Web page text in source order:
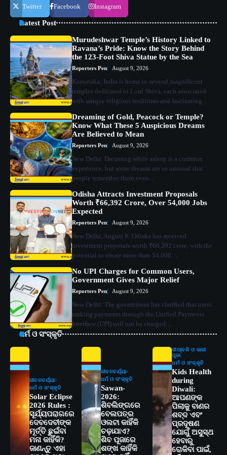
Twitter Facebook Instagram
Latest Post
Murudeshwar Temple’s History Linked to
Ravana’s Pride: Know the Story Behind
the 123-Foot Shiva Statue by the Sea
Reporters Pen August 9, 2026
Karnataka: India is home to several magnificent
temples dedicated to Lord Shiva, each associated
with unique religious traditions and fascinating…
Dreaming of Gold, Peacock or Temple?
Know What These 5 Auspicious Dreams
Are Believed to Mean
Reporters Pen August 9, 2026
New Delhi: Dreaming while asleep is a common
experience, but some dreams are so unusual that
people remember them even…
Odisha Attracts Investment Proposals
Worth ₹66,392 Crore, Over 54,000 Jobs
Expected
Reporters Pen August 9, 2026
New Delhi, August 8: Odisha has received
investment proposals worth ₹66,392 crore, with the
potential to create more than 54,000…
No UPI Charges for Common Users,
Government Gives Major Relief
Reporters Pen August 9, 2026
New Delhi: The government has clarified that users
making payments through the Unified Payments
Interface (UPI) will not be charged…
ଧର୍ମ ଓ ସଂସ୍କୃତି
ଜୀବନଚର୍ଯ୍ୟା
ଧର୍ମ ଓ ସଂସ୍କୃତି
Solar Eclipse
2026 Rules :
ସୂର୍ଯ୍ୟପରାଗରେ
ଦେବଦେବୀଙ୍କ
ମୂର୍ତ୍ତି ଛୁଇଁବା
ମନା କାହିଁକି?
ଜାଣନ୍ତୁ ଏହା
ଜୀବନଚର୍ଯ୍ୟା
ଧର୍ମ ଓ ସଂସ୍କୃତି
Sawan-
2026:
ଶିବଲିଙ୍ଗରେ
ବେଲପତ୍ର
ଓଲଟା କାହିଁକି
ଚଢ଼ାଯାଏ?
ଶିବ ପୂଜାରେ
ଶଙ୍ଖ କାହିଁକି
ଦୀପାବଳି ଓ କାଳୀ
ପୂଜା
ଧର୍ମ ଓ ସଂସ୍କୃତି
Kids Health
during
Diwali:
ଆପଣଙ୍କ
ପିଲାକୁ ବାଣର
ଶବ୍ଦ ଏବଂ
ପ୍ରଦୂଷଣ
ଯୋଗୁଁ ଅସୁସ୍ଥ
ହେବାରୁ
ରୋକିବା ପାଇଁ,